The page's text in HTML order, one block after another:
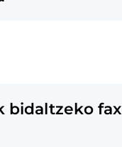
bidaltzeko fax